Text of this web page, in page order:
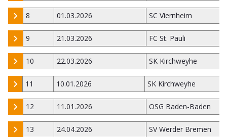
8 01.03.2026 SC Viernheim
9 21.03.2026 FC St. Pauli
10 22.03.2026 SK Kirchweyhe
11 10.01.2026 SK Kirchweyhe
12 11.01.2026 OSG Baden-Baden
13 24.04.2026 SV Werder Bremen